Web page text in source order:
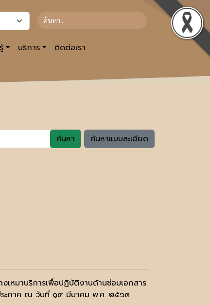
บริการ ติดต่อเรา
ค้นหา ค้นหาแบบละเอียด
เหมาบริการเพื่อปฏิบัติงานด้านซ่อมเอกสาร
ระกาศ ณ วันที่ ๑๙ มีนาคม พ.ศ. ๒๕๖๓